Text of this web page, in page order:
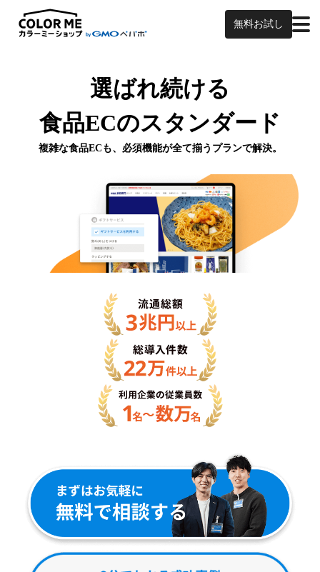
無料お試し
選ばれ続ける
食品ECのスタンダード
複雑な食品ECも、必須機能が全て揃うプランで解決。